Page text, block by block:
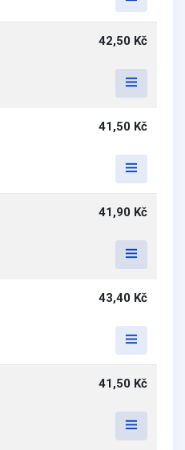
42,50 Kč
41,50 Kč
41,90 Kč
43,40 Kč
41,50 Kč